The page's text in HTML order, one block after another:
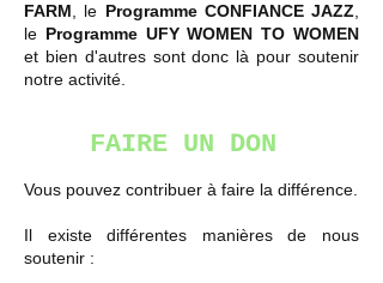
FARM , le Programme CONFIANCE JAZZ
le Programme UFY WOMEN TO WOMEN
et bien d'autres sont donc là pour soutenir
notre activité.
FAIRE UN DON
Vous pouvez contribuer à faire la différence.
Il existe différentes manières de nous
soutenir :